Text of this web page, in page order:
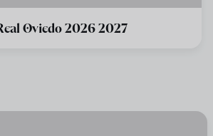
Oviedo 2026 2027